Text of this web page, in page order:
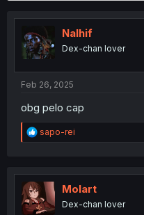
Nalhif
Dex-chan lover
Feb 26, 2025
obg pelo cap
R
e
t
i
o
n
sapo-rei
Molart
Dex-chan lover